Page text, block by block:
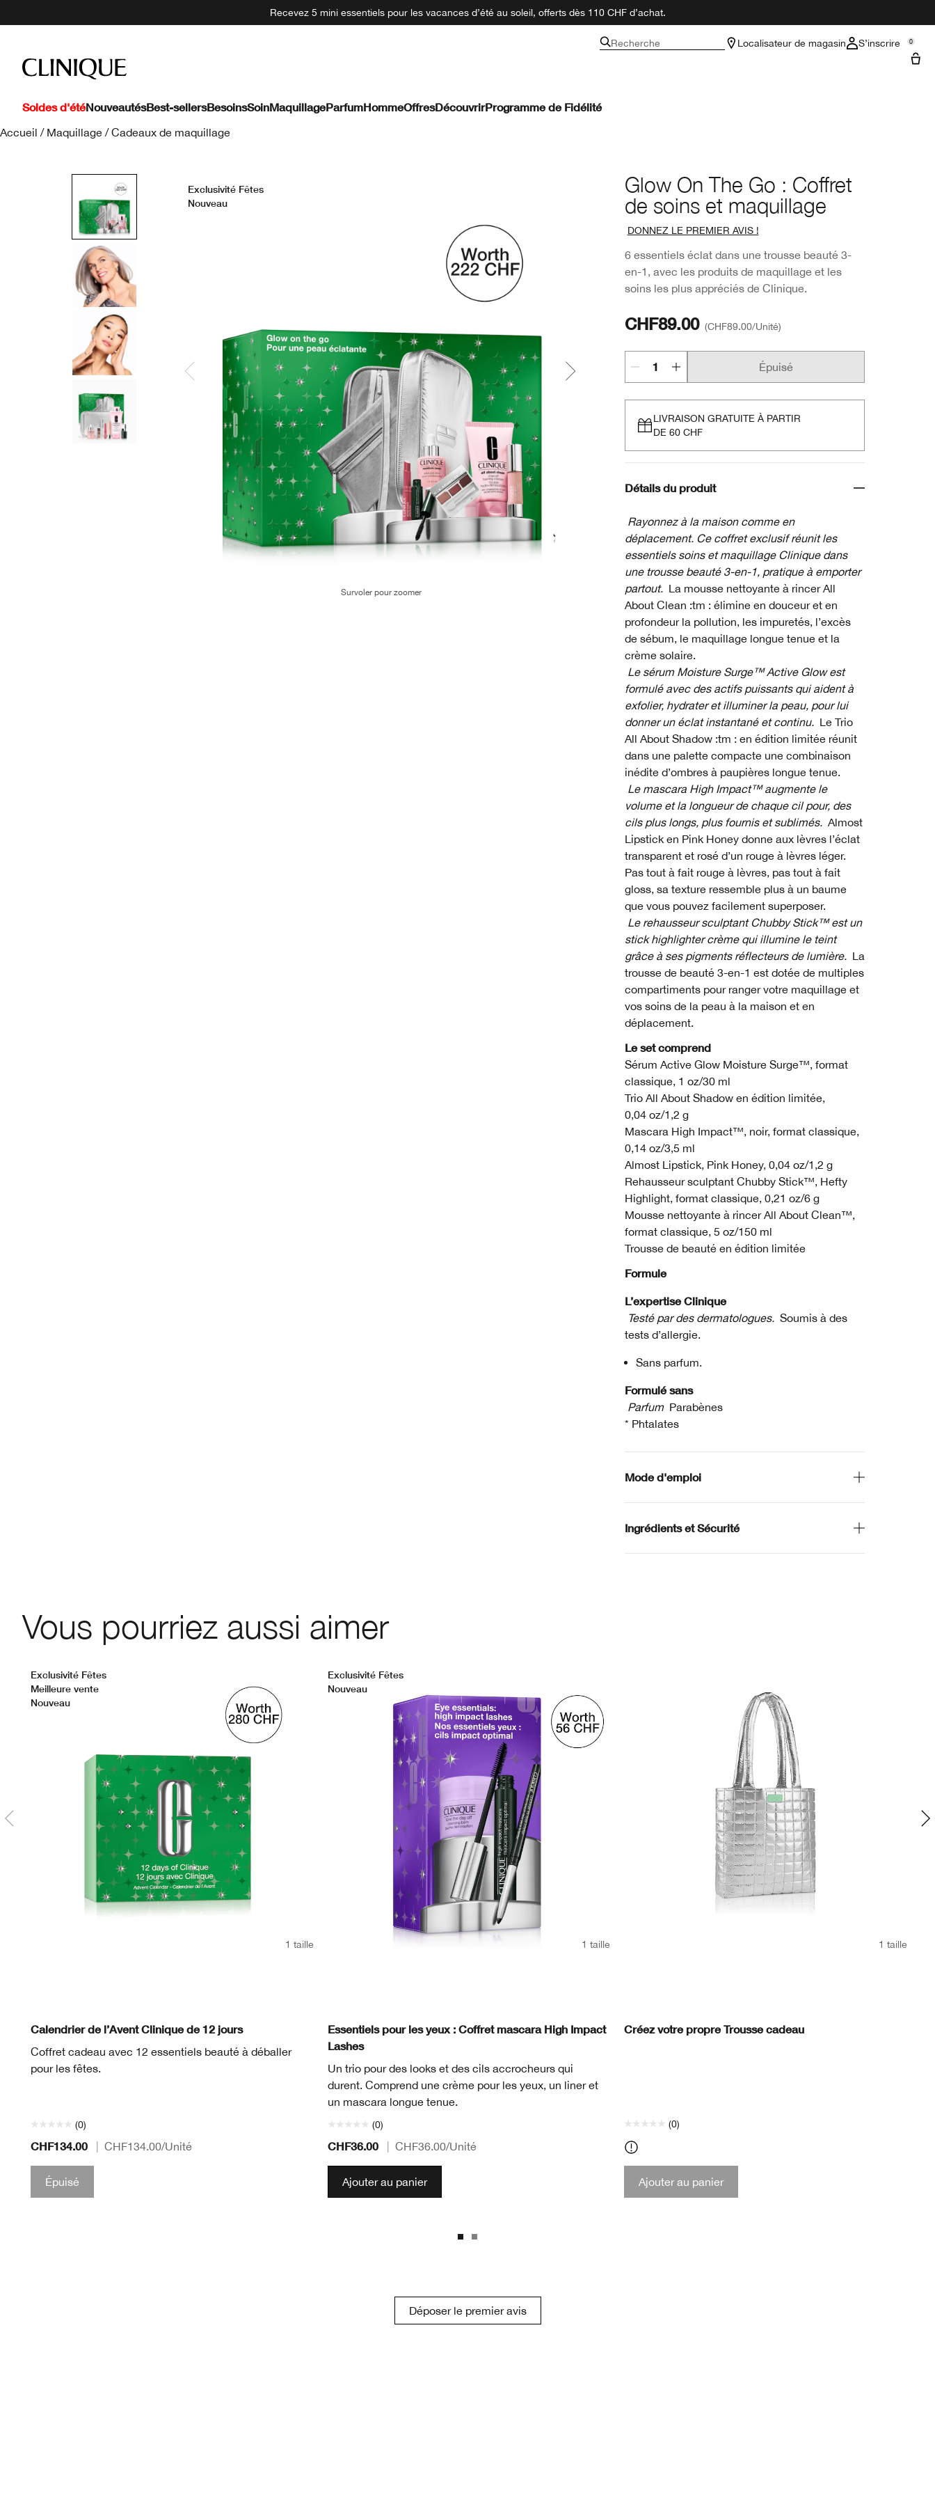
Recevez 5 mini essentiels pour les vacances d’été au soleil, offerts dès 110 CHF d’achat.
Recherche Localisateur de magasin S’inscrire 0
Soldes d'étéNouveautésBest-sellersBesoinsSoinMaquillageParfumHommeOffresDécouvrirProgramme de Fidélité
Accueil / Maquillage / Cadeaux de maquillage
Glow On The Go : Coffret
de soins et maquillage
DONNEZ LE PREMIER AVIS !
6 essentiels éclat dans une trousse beauté 3-
en-1, avec les produits de maquillage et les
soins les plus appréciés de Clinique.
Exclusivité Fêtes
Nouveau
Survoler pour zoomer
CHF89.00 CHF89.00/Unité
Épuisé
LIVRAISON GRATUITE À PARTIR
DE 60 CHF
Détails du produit
Rayonnez à la maison comme en
déplacement. Ce coffret exclusif réunit les
essentiels soins et maquillage Clinique dans
une trousse beauté 3-en-1, pratique à emporter
partout. La mousse nettoyante à rincer All
About Clean :tm : élimine en douceur et en
profondeur la pollution, les impuretés, l’excès
de sébum, le maquillage longue tenue et la
crème solaire.
Le sérum Moisture Surge™ Active Glow est
formulé avec des actifs puissants qui aident à
exfolier, hydrater et illuminer la peau, pour lui
donner un éclat instantané et continu. Le Trio
All About Shadow :tm : en édition limitée réunit
dans une palette compacte une combinaison
inédite d’ombres à paupières longue tenue.
Le mascara High Impact™ augmente le
volume et la longueur de chaque cil pour, des
cils plus longs, plus fournis et sublimés. Almost
Lipstick en Pink Honey donne aux lèvres l’éclat
transparent et rosé d’un rouge à lèvres léger.
Pas tout à fait rouge à lèvres, pas tout à fait
gloss, sa texture ressemble plus à un baume
que vous pouvez facilement superposer.
Le rehausseur sculptant Chubby Stick™ est un
stick highlighter crème qui illumine le teint
grâce à ses pigments réflecteurs de lumière. La
trousse de beauté 3-en-1 est dotée de multiples
compartiments pour ranger votre maquillage et
vos soins de la peau à la maison et en
déplacement.
Le set comprend
Sérum Active Glow Moisture Surge™, format
classique, 1 oz/30 ml
Trio All About Shadow en édition limitée,
0,04 oz/1,2 g
Mascara High Impact™, noir, format classique,
0,14 oz/3,5 ml
Almost Lipstick, Pink Honey, 0,04 oz/1,2 g
Rehausseur sculptant Chubby Stick™, Hefty
Highlight, format classique, 0,21 oz/6 g
Mousse nettoyante à rincer All About Clean™,
format classique, 5 oz/150 ml
Trousse de beauté en édition limitée
Formule
L’expertise Clinique
Testé par des dermatologues. Soumis à des
tests d’allergie.
Sans parfum.
Formulé sans
Parfum Parabènes
* Phtalates
Mode d'emploi
Ingrédients et Sécurité
Vous pourriez aussi aimer
Exclusivité Fêtes
Meilleure vente
Nouveau
1 taille
Calendrier de l’Avent Clinique de 12 jours
Coffret cadeau avec 12 essentiels beauté à déballer
pour les fêtes.
(0)
CHF134.00 CHF134.00/Unité
Épuisé
Exclusivité Fêtes
Nouveau
1 taille
Essentiels pour les yeux : Coffret mascara High Impact
Lashes
Un trio pour des looks et des cils accrocheurs qui
durent. Comprend une crème pour les yeux, un liner et
un mascara longue tenue.
(0)
CHF36.00 CHF36.00/Unité
Ajouter au panier
1 taille
Créez votre propre Trousse cadeau
(0)
Ajouter au panier
Déposer le premier avis